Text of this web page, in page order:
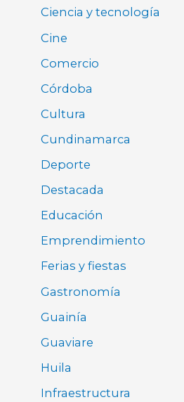
Ciencia y tecnología
Cine
Comercio
Córdoba
Cultura
Cundinamarca
Deporte
Destacada
Educación
Emprendimiento
Ferias y fiestas
Gastronomía
Guainía
Guaviare
Huila
Infraestructura